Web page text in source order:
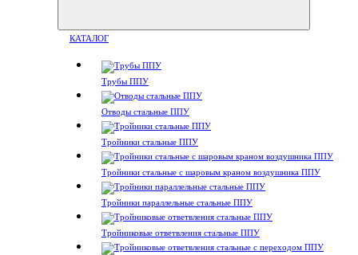
КАТАЛОГ
Трубы ППУ
Отводы стальные ППУ
Тройники стальные ППУ
Тройники стальные с шаровым краном воздушника ППУ
Тройники параллельные стальные ППУ
Тройниковые ответвления стальные ППУ